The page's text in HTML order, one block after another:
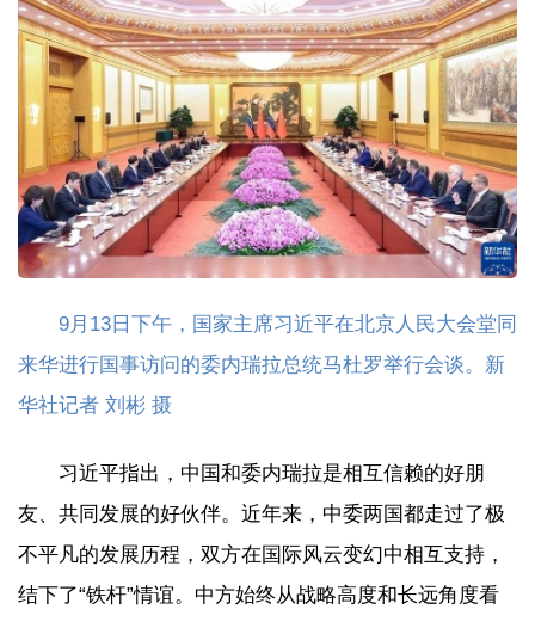
9月13日下午，国家主席习近平在北京人民大会堂同
来华进行国事访问的委内瑞拉总统马杜罗举行会谈。新
华社记者 刘彬 摄
习近平指出，中国和委内瑞拉是相互信赖的好朋
友、共同发展的好伙伴。近年来，中委两国都走过了极
不平凡的发展历程，双方在国际风云变幻中相互支持，
结下了“铁杆”情谊。中方始终从战略高度和长远角度看